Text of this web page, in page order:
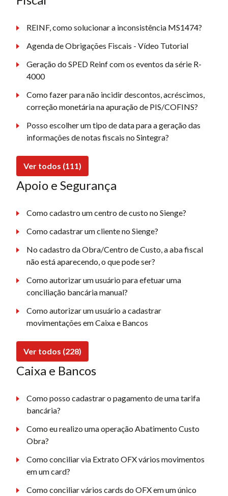
REINF, como solucionar a inconsistência MS1474?
Agenda de Obrigações Fiscais - Vídeo Tutorial
Geração do SPED Reinf com os eventos da série R-
4000
Como fazer para não incidir descontos, acréscimos,
correção monetária na apuração de PIS/COFINS?
Posso escolher um tipo de data para a geração das
informações de notas fiscais no Sintegra?
Ver todos (111)
Apoio e Segurança
Como cadastro um centro de custo no Sienge?
Como cadastrar um cliente no Sienge?
No cadastro da Obra/Centro de Custo, a aba fiscal
não está aparecendo, o que pode ser?
Como autorizar um usuário para efetuar uma
conciliação bancária manual?
Como autorizar um usuário a cadastrar
movimentações em Caixa e Bancos
Ver todos (228)
Caixa e Bancos
Como posso cadastrar o pagamento de uma tarifa
bancária?
Como eu realizo uma operação Abatimento Custo
Obra?
Como conciliar via Extrato OFX vários movimentos
em um card?
Como conciliar vários cards do OFX em um único